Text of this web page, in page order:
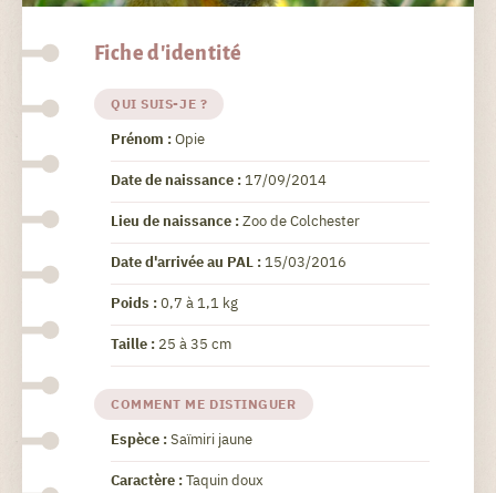
Fiche d'identité
QUI SUIS-JE ?
Prénom :Opie
Date de naissance : 17/09/2014
Lieu de naissance :Zoo de Colchester
Date d'arrivée au PAL : 15/03/2016
Poids :0,7 à 1,1 kg
Taille : 25 à 35 cm
COMMENT ME DISTINGUER
Espèce :Saïmiri jaune
Caractère :Taquin doux